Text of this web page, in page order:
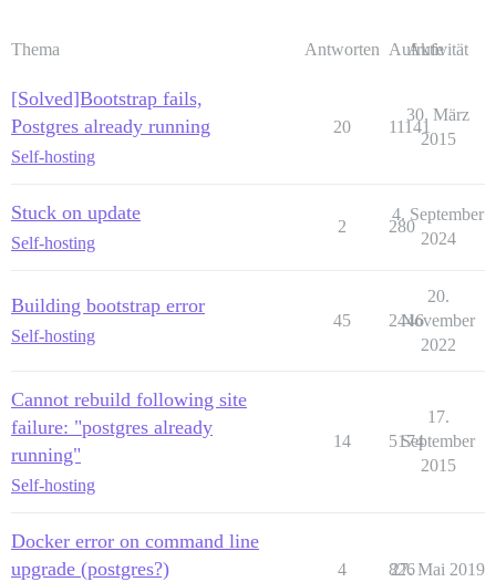
Thema Antworten Aufrufe
Aktivität
[Solved]Bootstrap fails,
Postgres already running
Self-hosting
20 11141
30. März
2015
Stuck on update
Self-hosting
2 280
4. September
2024
Building bootstrap error
Self-hosting
45 2446
20.
November
2022
Cannot rebuild following site
failure: "postgres already
running"
Self-hosting
14 5174
17.
September
2015
Docker error on command line
upgrade (postgres?)
4 826
27. Mai 2019